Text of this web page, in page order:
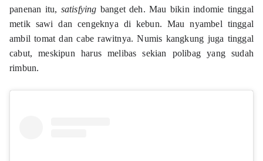
panenan itu, satisfying banget deh. Mau bikin indomie tinggal
metik sawi dan cengeknya di kebun. Mau nyambel tinggal
ambil tomat dan cabe rawitnya. Numis kangkung juga tinggal
cabut, meskipun harus melibas sekian polibag yang sudah
rimbun.